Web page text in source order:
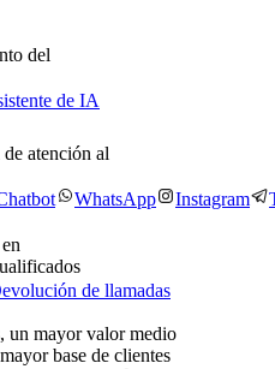
del
de IA
atención al
WhatsApp Instagram
de llamadas
un mayor valor medio
base de clientes